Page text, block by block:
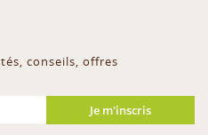
conseils, offres
Je m'inscris